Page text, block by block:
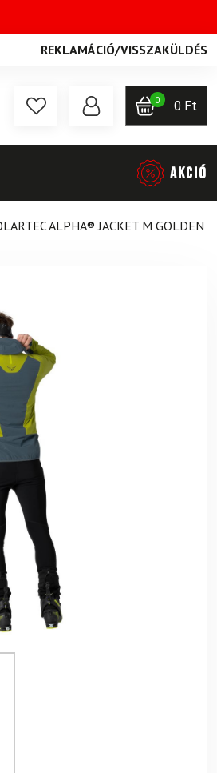
REKLAMÁCIÓ/VISSZAKÜLDÉS
0 0 Ft
AKCIÓ
ALPHA® JACKET M GOLDEN